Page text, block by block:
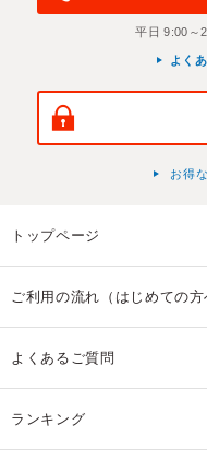
平日 9:00～
よく
お得
トップページ
ご利用の流れ（はじめての方
よくあるご質問
ランキング